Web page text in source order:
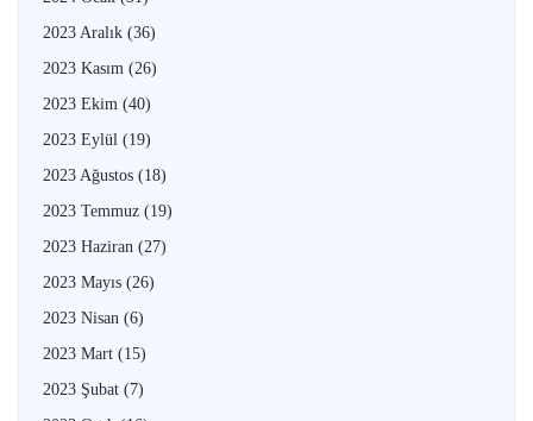
2023 Aralık (36)
2023 Kasım (26)
2023 Ekim (40)
2023 Eylül (19)
2023 Ağustos (18)
2023 Temmuz (19)
2023 Haziran (27)
2023 Mayıs (26)
2023 Nisan (6)
2023 Mart (15)
2023 Şubat (7)